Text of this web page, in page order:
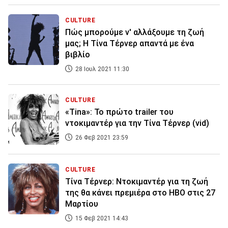
CULTURE
Πώς μπορούμε ν' αλλάξουμε τη ζωή
μας; Η Τίνα Τέρνερ απαντά με ένα
βιβλίο
28 Ιουλ 2021 11:30
CULTURE
«Tina»: Το πρώτο trailer του
ντοκιμαντέρ για την Τίνα Τέρνερ (vid)
26 Φεβ 2021 23:59
CULTURE
Τίνα Τέρνερ: Ντοκιμαντέρ για τη ζωή
της θα κάνει πρεμιέρα στο HBO στις 27
Μαρτίου
15 Φεβ 2021 14:43